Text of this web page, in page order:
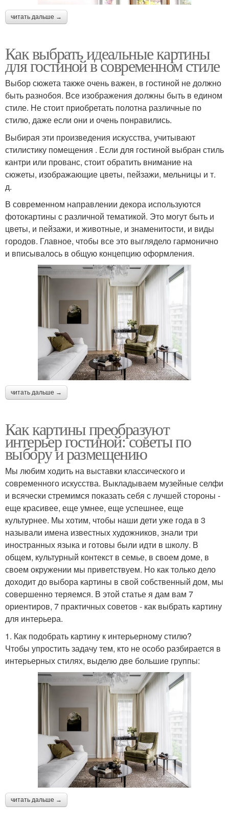
читать дальше →
Как выбрать идеальные картины
для гостиной в современном стиле
Выбор сюжета также очень важен, в гостиной не должно
быть разнобоя. Все изображения должны быть в едином
стиле. Не стоит приобретать полотна различные по
стилю, даже если они и очень понравились.
Выбирая эти произведения искусства, учитывают
стилистику помещения . Если для гостиной выбран стиль
кантри или прованс, стоит обратить внимание на
сюжеты, изображающие цветы, пейзажи, мельницы и т.
д.
В современном направлении декора используются
фотокартины с различной тематикой. Это могут быть и
цветы, и пейзажи, и животные, и знаменитости, и виды
городов. Главное, чтобы все это выглядело гармонично
и вписывалось в общую концепцию оформления.
читать дальше →
Как картины преобразуют
интерьер гостиной: советы по
выбору и размещению
Мы любим ходить на выставки классического и
современного искусства. Выкладываем музейные селфи
и всячески стремимся показать себя с лучшей стороны -
еще красивее, еще умнее, еще успешнее, еще
культурнее. Мы хотим, чтобы наши дети уже года в 3
называли имена известных художников, знали три
иностранных языка и готовы были идти в школу. В
общем, культурный контекст в семье, в своем доме, в
своем окружении мы приветствуем. Но как только дело
доходит до выбора картины в свой собственный дом, мы
совершенно теряемся. В этой статье я дам вам 7
ориентиров, 7 практичных советов - как выбрать картину
для интерьера.
1. Как подобрать картину к интерьерному стилю?
Чтобы упростить задачу тем, кто не особо разбирается в
интерьерных стилях, выделю две большие группы:
читать дальше →